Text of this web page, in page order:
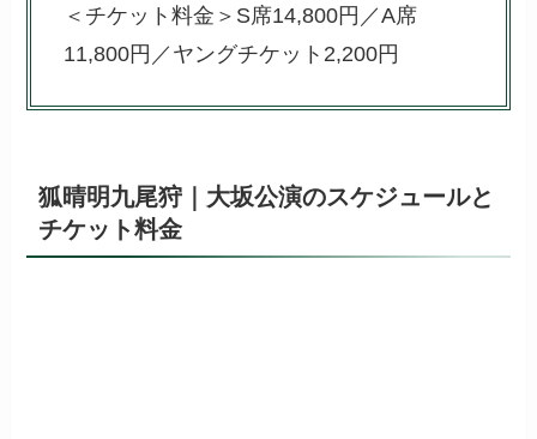
＜チケット料金＞S席14,800円／A席
11,800円／ヤングチケット2,200円
狐晴明九尾狩｜大坂公演のスケジュールと
チケット料金